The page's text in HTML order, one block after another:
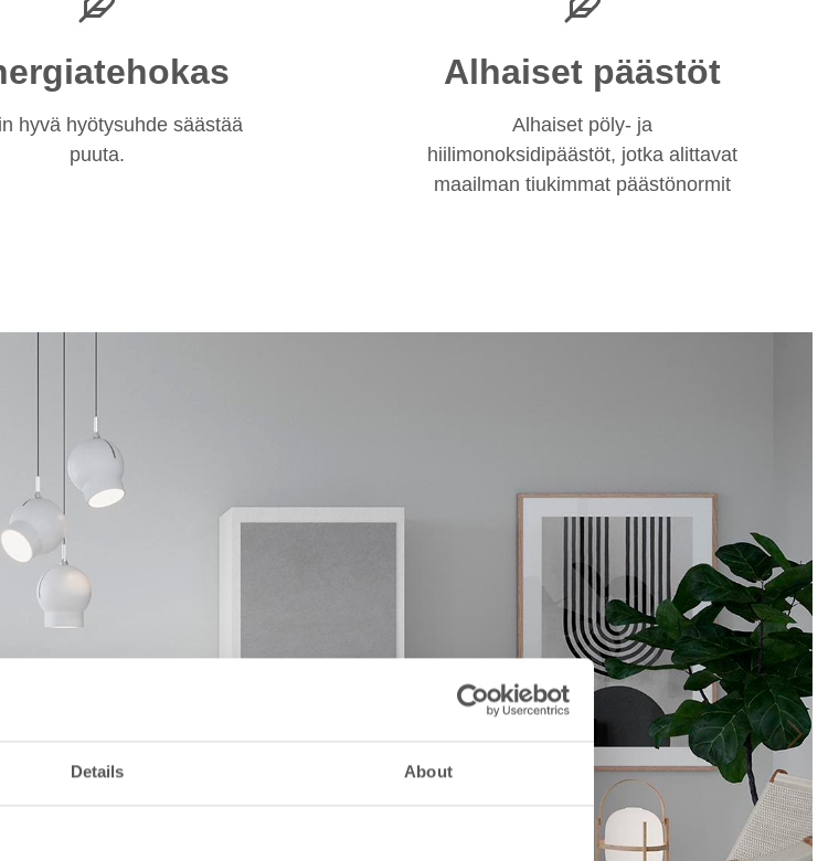
Details About
hyvä hyötysuhde säästää
puuta.
Alhaiset päästöt
Alhaiset pöly- ja
hiilimonoksidipäästöt, jotka alittavat
maailman tiukimmat päästönormit
Next